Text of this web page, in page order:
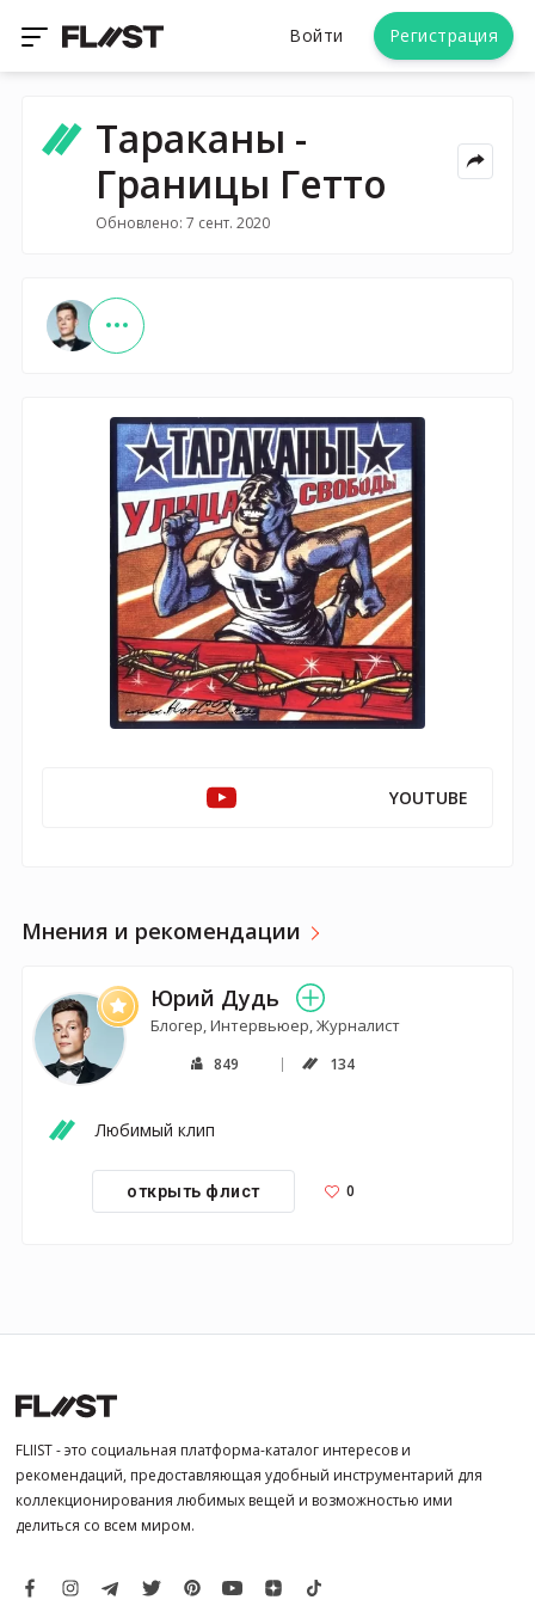
Войти Регистрация
Тараканы -
Границы Гетто
Обновлено: 7 сент. 2020
YOUTUBE
Мнения и рекомендации
Юрий Дудь
Блогер, Интервьюер, Журналист
849 134
Любимый клип
открыть флист 0
FLIIST - это социальная платформа-каталог интересов и
рекомендаций, предоставляющая удобный инструментарий для
коллекционирования любимых вещей и возможностью ими
делиться со всем миром.